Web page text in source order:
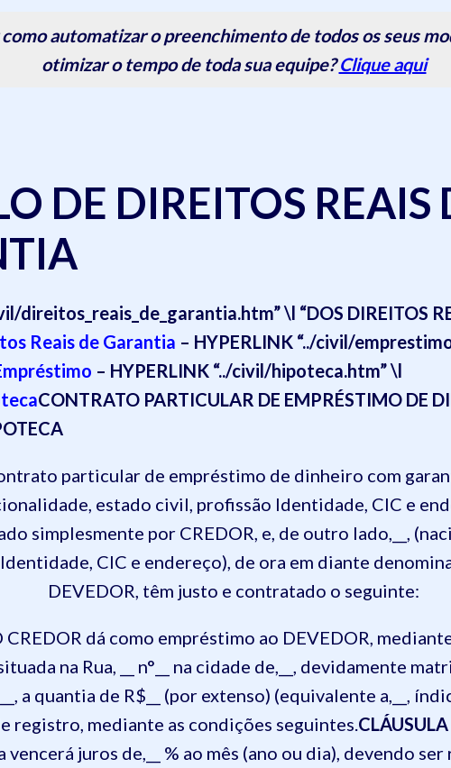
automatizar o preenchimento de todos os seus
otimizar o tempo de toda sua equipe?Clique aqui
DE DIREITOS REAIS
direitos_reais_de_garantia.htm” \l “DOS DIREITOS
Reais de Garantia – HYPERLINK “../civil/
– HYPERLINK “../civil/hipoteca.htm” \l
CONTRATO PARTICULAR DE EMPRÉSTIMO DE
particular de empréstimo de dinheiro com
estado civil, profissão Identidade, CIC e
simplesmente por CREDOR, e, de outro lado,__,
CIC e endereço), de ora em diante
DEVEDOR, têm justo e contratado o seguinte:
CREDOR dá como empréstimo ao DEVEDOR,
na Rua, __ n°__ na cidade de,__, devidamente
a quantia de R$__ (por extenso) (equivalente a,__,
registro, mediante as condições seguintes.CLÁUSULA
vencerá juros de,__ % ao mês (ano ou dia), devendo